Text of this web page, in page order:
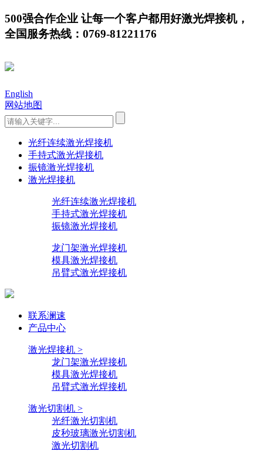
500强合作企业 让每一个客户都用好激光焊接机，
全国服务热线：0769-81221176
English
网站地图
光纤连续激光焊接机
手持式激光焊接机
振镜激光焊接机
激光焊接机
光纤连续激光焊接机
手持式激光焊接机
振镜激光焊接机
龙门架激光焊接机
模具激光焊接机
吊臂式激光焊接机
联系澜速
产品中心
激光焊接机 >
龙门架激光焊接机
模具激光焊接机
吊臂式激光焊接机
激光切割机 >
光纤激光切割机
皮秒玻璃激光切割机
激光切割机